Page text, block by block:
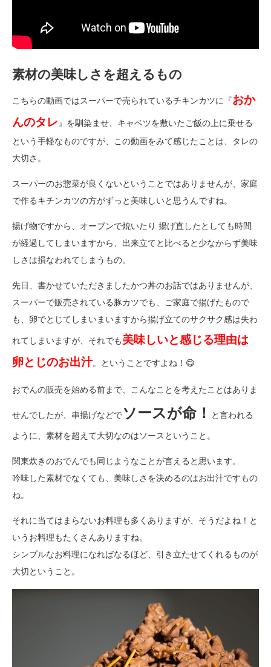
素材の美味しさを超えるもの
こちらの動画ではスーパーで売られているチキンカツに『 おか
んのタレ 』を馴染ませ、キャベツを敷いたご飯の上に乗せる
という手軽なものですが、この動画をみて感じたことは、タレの
大切さ。
スーパーのお惣菜が良くないということではありませんが、家庭
で作るキチンカツの方がずっと美味しいと思うんですね。
揚げ物ですから、オーブンで焼いたり 揚げ直したとしても時間
が経過してしまいますから、出来立てと比べると少なからず美味
しさは損なわれてしまうもの。
先日、書かせていただきましたかつ丼のお話ではありませんが、
スーパーで販売されている豚カツでも、ご家庭で揚げたもので
も、卵でとじてしまいまいますから揚げ立てのサクサク感は失わ
れてしまいますが、それでも 美味しいと感じる理由は
卵とじのお出汁。ということですよね！😋
おでんの販売を始める前まで、こんなことを考えたことはありま
せんでしたが、串揚げなどで ソースが命！ と言われる
ように、素材を超えて大切なのはソースということ。
関東炊きのおでんでも同じようなことが言えると思います。
吟味した素材でなくても、美味しさを決めるのはお出汁ですもの
ね。
それに当てはまらないお料理も多くありますが、そうだよね！と
いうお料理もたくさんありますね。
シンプルなお料理になればなるほど、引き立たせてくれるものが
大切ということ。